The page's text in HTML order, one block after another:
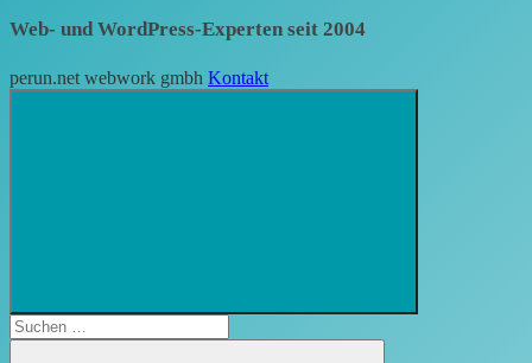
Web- und WordPress-Experten seit 2004
perun.net webwork gmbh Kontakt
öffnen
Suchen
nach: